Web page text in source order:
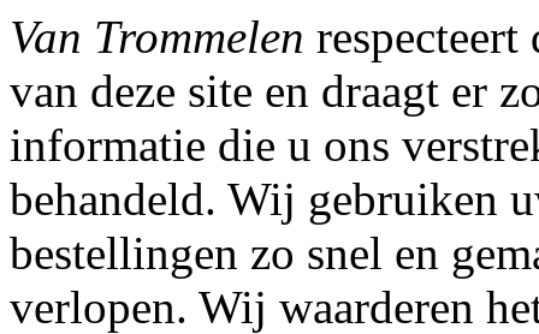
Van Trommelen
van deze site en draagt er
informatie die u ons
behandeld. Wij gebruiken
bestellingen zo snel en
verlopen. Wij waarderen